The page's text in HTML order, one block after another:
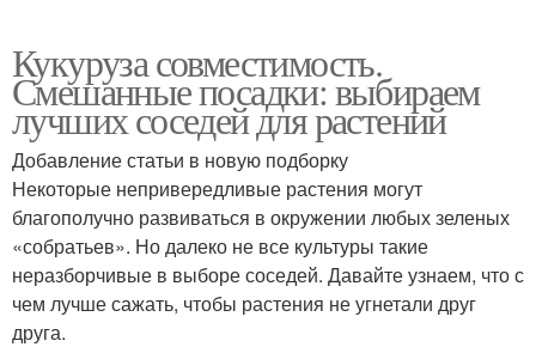
Кукуруза совместимость.
Смешанные посадки: выбираем
лучших соседей для растений
Добавление статьи в новую подборку
Некоторые непривередливые растения могут
благополучно развиваться в окружении любых зеленых
«собратьев». Но далеко не все культуры такие
неразборчивые в выборе соседей. Давайте узнаем, что с
чем лучше сажать, чтобы растения не угнетали друг
друга.